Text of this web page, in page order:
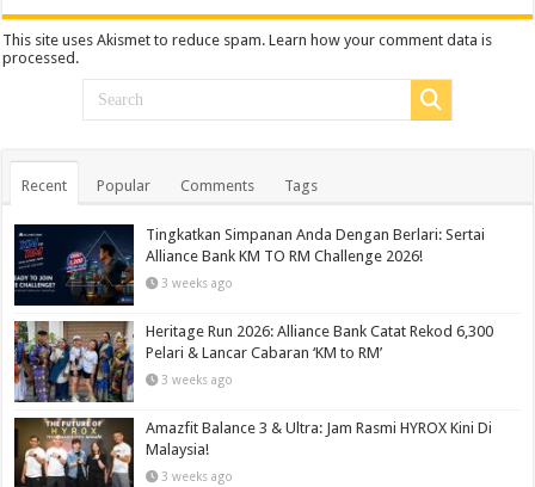
This site uses Akismet to reduce spam.Learn how your comment data is
processed.
Recent Popular Comments Tags
Tingkatkan Simpanan Anda Dengan Berlari: Sertai
Alliance Bank KM TO RM Challenge 2026!
3 weeks ago
Heritage Run 2026: Alliance Bank Catat Rekod 6,300
Pelari & Lancar Cabaran ‘KM to RM’
3 weeks ago
Amazfit Balance 3 & Ultra: Jam Rasmi HYROX Kini Di
Malaysia!
3 weeks ago